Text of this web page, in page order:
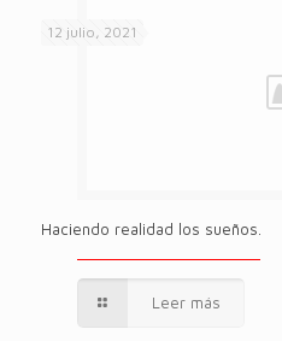
12 julio, 2021
Haciendo realidad los sueños.
Leer más